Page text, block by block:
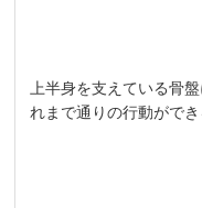
上半身を支えている骨
れまで通りの行動ができ